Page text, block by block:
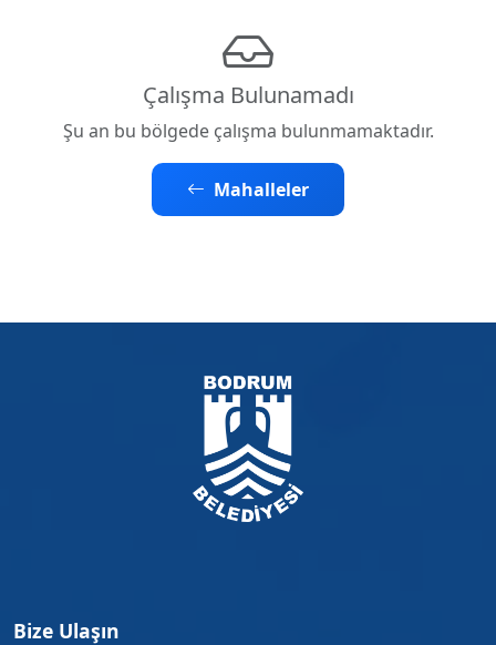
Çalışma Bulunamadı
Şu an bu bölgede çalışma bulunmamaktadır.
Mahalleler
Bize Ulaşın